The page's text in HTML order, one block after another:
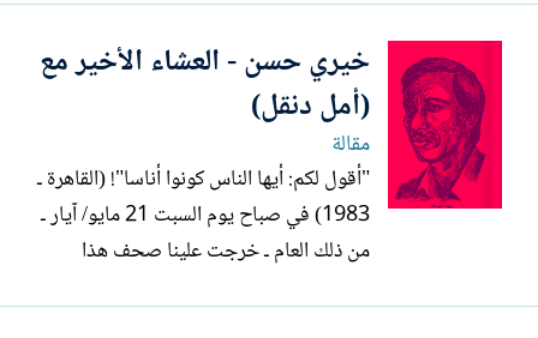
القليلة، والبسيطة، والساخرة، والضاحكة داعب
الشاعر أمل دنقل الطفل كريم - صديقه
الوحيد الذي اختاره من...
خيري حسن - العشاء الأخير مع
(أمل دنقل)
مقالة
"أقول لكم: أيها الناس كونوا أناسا"! (القاهرة ـ
1983) في صباح يوم السبت 21 مايو/ آيار ـ
من ذلك العام ـ خرجت علينا صحف هذا